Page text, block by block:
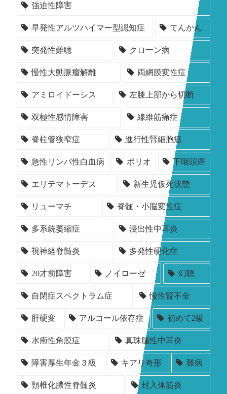
強迫性障害
早発性アルツハイマー型認知症 てんかん
突発性難聴 クローン病
慢性大動脈瘤解離 両網膜変性症
アミロイドーシス 左膝上部から切断
双極性感情障害 線維筋痛症
脊柱管狭窄症 進行性腎細胞癌
急性リンパ性白血病 ポリオ 下咽頭癌
エリテマトーデス 新生児仮死状態
リューマチ 脊髄・小脳変性症
多系統萎縮症 浸出性中耳炎
視神経脊髄炎 多発性硬化症
20才前障害 ノイローゼ 幻聴
自閉症スペクトラム症 慢性腎不全
肝硬変 アルコール依存症 初めて2級
水疱性角膜症 真珠腫性中耳炎
障害厚生年金３級 キアリ奇形 難病
頸椎化膿性脊髄炎 封入体筋炎